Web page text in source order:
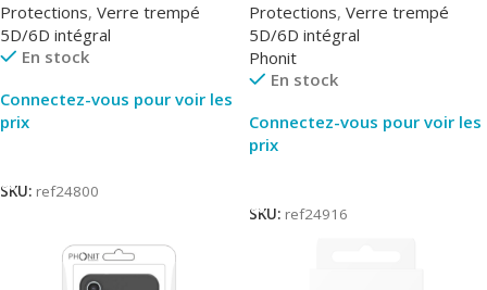
Protections, Verre trempé
5D/6D intégral
En stock
Connectez-vous pour voir les
prix
SKU: ref24800
Protections, Verre trempé
5D/6D intégral
Phonit
En stock
Connectez-vous pour voir les
prix
SKU: ref24916